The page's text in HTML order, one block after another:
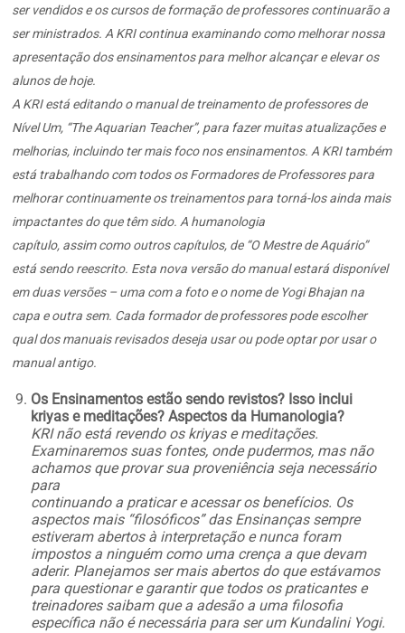
ser vendidos e os cursos de formação de professores continuarão a
ser ministrados. A KRI continua examinando como melhorar nossa
apresentação dos ensinamentos para melhor alcançar e elevar os
alunos de hoje.
A KRI está editando o manual de treinamento de professores de
Nível Um, “The Aquarian Teacher”, para fazer muitas atualizações e
melhorias, incluindo ter mais foco nos ensinamentos. A KRI também
está trabalhando com todos os Formadores de Professores para
melhorar continuamente os treinamentos para torná-los ainda mais
impactantes do que têm sido. A humanologia
capítulo, assim como outros capítulos, de “O Mestre de Aquário”
está sendo reescrito. Esta nova versão do manual estará disponível
em duas versões – uma com a foto e o nome de Yogi Bhajan na
capa e outra sem. Cada formador de professores pode escolher
qual dos manuais revisados deseja usar ou pode optar por usar o
manual antigo.
Os Ensinamentos estão sendo revistos? Isso inclui
kriyas e meditações? Aspectos da Humanologia?
KRI não está revendo os kriyas e meditações.
Examinaremos suas fontes, onde pudermos, mas não
achamos que provar sua proveniência seja necessário
para
continuando a praticar e acessar os benefícios. Os
aspectos mais “filosóficos” das Ensinanças sempre
estiveram abertos à interpretação e nunca foram
impostos a ninguém como uma crença a que devam
aderir. Planejamos ser mais abertos do que estávamos
para questionar e garantir que todos os praticantes e
treinadores saibam que a adesão a uma filosofia
específica não é necessária para ser um Kundalini Yogi.